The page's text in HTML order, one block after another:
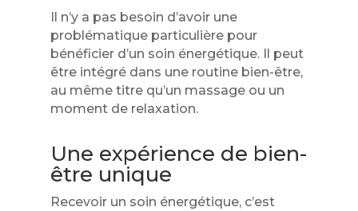
Il n’y a pas besoin d’avoir une
problématique particulière pour
bénéficier d’un soin énergétique. Il peut
être intégré dans une routine bien-être,
au même titre qu’un massage ou un
moment de relaxation.
Une expérience de bien-
être unique
Recevoir un soin énergétique, c’est